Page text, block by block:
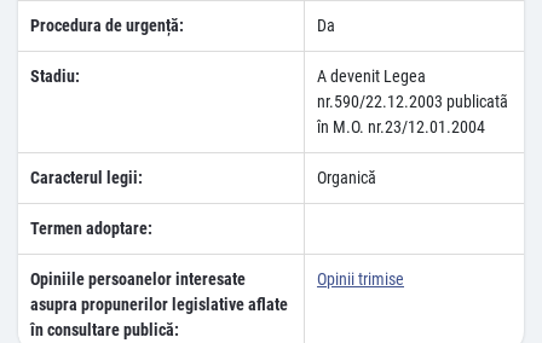
Procedura de urgență: Da
Stadiu:
A devenit Legea
nr.590/22.12.2003 publicatã
în M.O. nr.23/12.01.2004
Caracterul legii: Organică
Termen adoptare:
Opiniile persoanelor interesate
asupra propunerilor legislative aflate
în consultare publică:
Opinii trimise